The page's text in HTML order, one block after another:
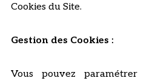
Cookies du Site.
Gestion des Cookies :
Vous pouvez